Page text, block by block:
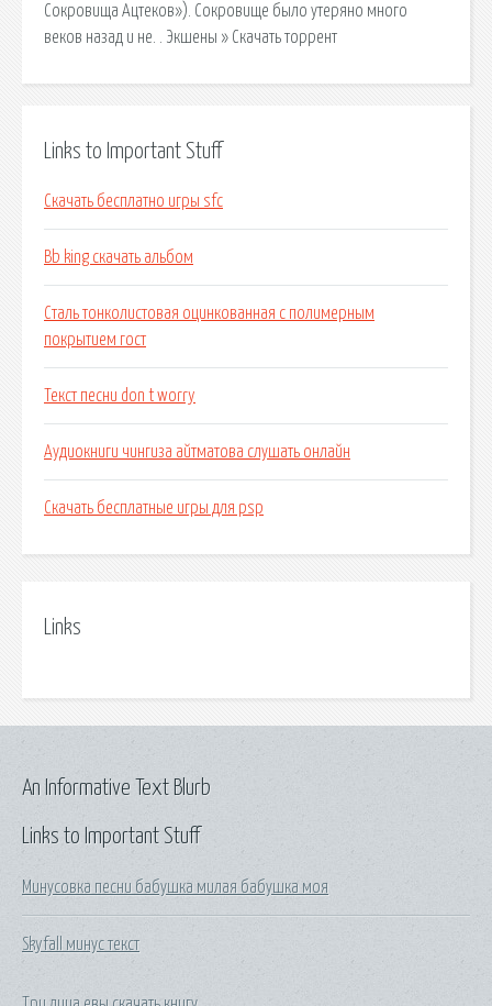
Сокровища Ацтеков»). Сокровище было утеряно много
веков назад и не. . Экшены » Скачать торрент
Links to Important Stuff
Скачать бесплатно игры sfc
Bb king скачать альбом
Сталь тонколистовая оцинкованная с полимерным
покрытием гост
Текст песни don t worry
Аудиокниги чингиза айтматова слушать онлайн
Скачать бесплатные игры для psp
Links
Links to Important Stuff
Минусовка песни бабушка милая бабушка моя
Skyfall минус текст
An Informative Text Blurb